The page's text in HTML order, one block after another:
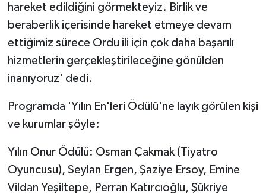
hareket edildiğini görmekteyiz. Birlik ve
beraberlik içerisinde hareket etmeye devam
ettiğimiz sürece Ordu ili için çok daha başarılı
hizmetlerin gerçekleştirileceğine gönülden
inanıyoruz' dedi.
Programda 'Yılın En'leri Ödülü'ne layık görülen kişi
ve kurumlar şöyle:
Yılın Onur Ödülü: Osman Çakmak (Tiyatro
Oyuncusu), Seylan Ergen, Şaziye Ersoy, Emine
Vildan Yeşiltepe, Perran Katırcıoğlu, Şükriye